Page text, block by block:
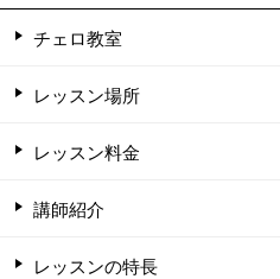
チェロ教室
レッスン場所
レッスン料金
講師紹介
レッスンの特長